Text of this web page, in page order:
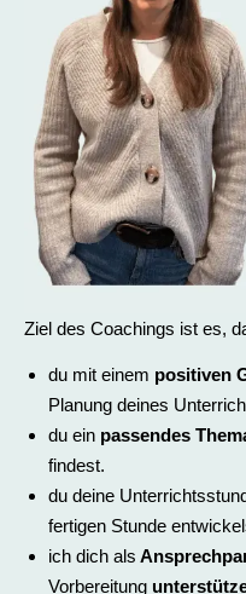
Ziel des Coachings ist es,
du mit einem positiven
Planung deines
du ein passendes
findest.
du deine
fertigen Stunde
ich dich als
Vorbereitung